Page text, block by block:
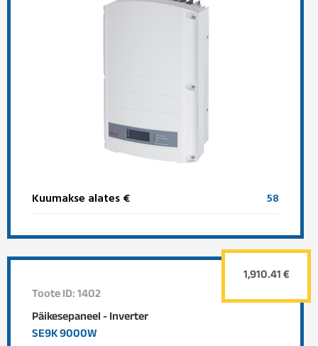
Kuumakse alates € 58
Toote ID: 1402
Päikesepaneel - Inverter
SE9K 9000W
1,910.41 €